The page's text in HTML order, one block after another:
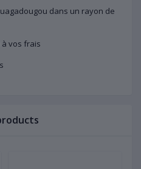
dans un rayon de
vos frais